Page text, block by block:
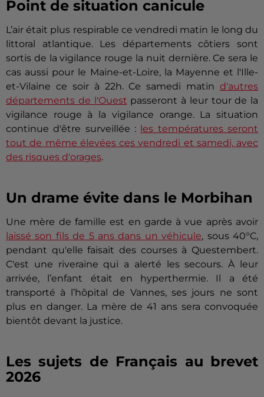
Point de situation canicule
L’air était plus respirable ce vendredi matin le long du
littoral atlantique. Les départements côtiers sont
sortis de la vigilance rouge la nuit dernière. Ce sera le
cas aussi pour le Maine-et-Loire, la Mayenne et l'Ille-
et-Vilaine ce soir à 22h. Ce samedi matin d'autres
départements de l'Ouest passeront à leur tour de la
vigilance rouge à la vigilance orange. La situation
continue d'être surveillée : les températures seront
tout de même élevées ces vendredi et samedi, avec
des risques d'orages.
Un drame évite dans le Morbihan
Une mère de famille est en garde à vue après avoir
laissé son fils de 5 ans dans un véhicule, sous 40°C,
pendant qu'elle faisait des courses à Questembert.
C'est une riveraine qui a alerté les secours. À leur
arrivée, l’enfant était en hyperthermie. Il a été
transporté à l’hôpital de Vannes, ses jours ne sont
plus en danger. La mère de 41 ans sera convoquée
bientôt devant la justice.
Les sujets de Français au brevet
2026